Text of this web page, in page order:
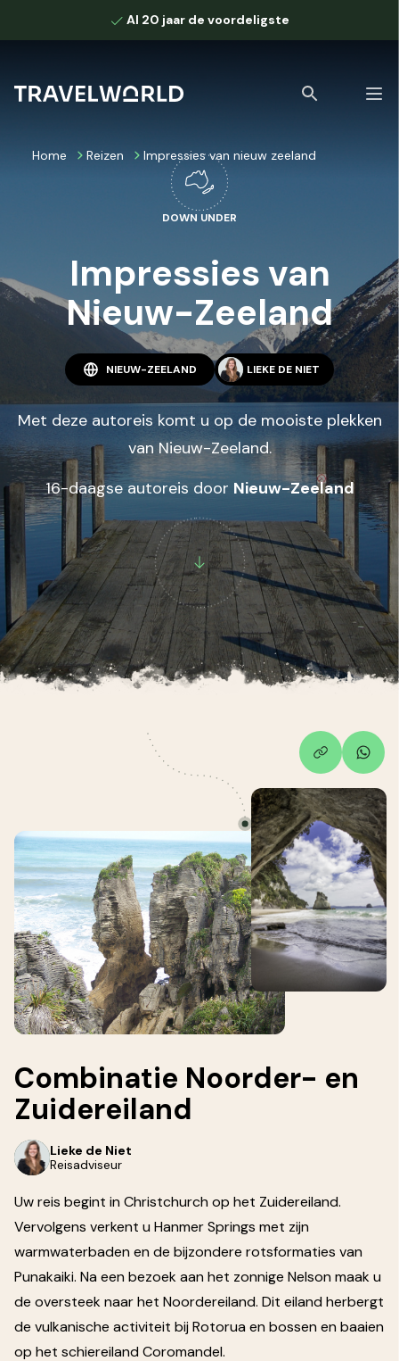
Al 20 jaar de voordeligste
Bekijk alle zoekresultaten
Home Reizen Impressies van nieuw zeeland
DOWN UNDER
Impressies van
Nieuw-Zeeland
NIEUW-ZEELAND LIEKE DE NIET
Met deze autoreis komt u op de mooiste plekken
van Nieuw-Zeeland.
16-daagse autoreis door Nieuw-Zeeland
Combinatie Noorder- en
Zuidereiland
Lieke de Niet
Reisadviseur
Uw reis begint in Christchurch op het Zuidereiland.
Vervolgens verkent u Hanmer Springs met zijn
warmwaterbaden en de bijzondere rotsformaties van
Punakaiki. Na een bezoek aan het zonnige Nelson maak u
de oversteek naar het Noordereiland. Dit eiland herbergt
de vulkanische activiteit bij Rotorua en bossen en baaien
op het schiereiland Coromandel.